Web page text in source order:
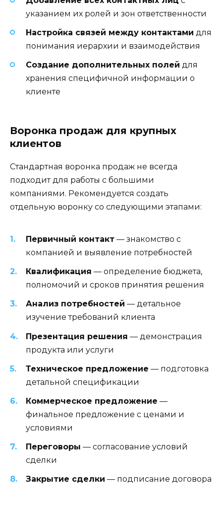
указанием их ролей и зон ответственности
Настройка связей между контактами для
понимания иерархии и взаимодействия
Создание дополнительных полей для
хранения специфичной информации о
клиенте
Воронка продаж для крупных
клиентов
Стандартная воронка продаж не всегда
подходит для работы с большими
компаниями. Рекомендуется создать
отдельную воронку со следующими этапами:
Первичный контакт — знакомство с
компанией и выявление потребностей
Квалификация — определение бюджета,
полномочий и сроков принятия решения
Анализ потребностей — детальное
изучение требований клиента
Презентация решения — демонстрация
продукта или услуги
Техническое предложение — подготовка
детальной спецификации
Коммерческое предложение —
финальное предложение с ценами и
условиями
Переговоры — согласование условий
сделки
Закрытие сделки — подписание договора